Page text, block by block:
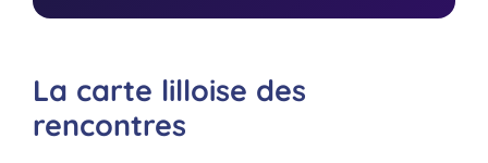
La carte lilloise des
rencontres